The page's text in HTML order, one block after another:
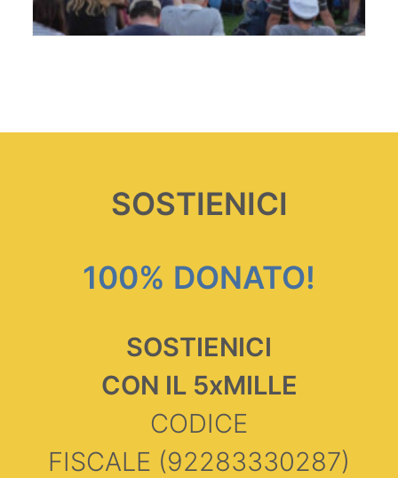
SOSTIENICI
100% DONATO!
SOSTIENICI
CON IL 5xMILLE
CODICE
FISCALE (92283330287)